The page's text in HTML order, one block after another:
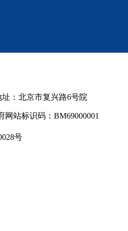
：北京市复兴路6号院
站标识码：BM69000001
号